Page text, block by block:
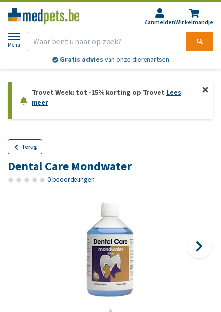
AanmeldenWinkelmandje
Menu
Gratis advies van onze dierenartsen
Trovet Week: tot -15% korting op Trovet Lees
meer
Terug
Dental Care Mondwater
0 beoordelingen